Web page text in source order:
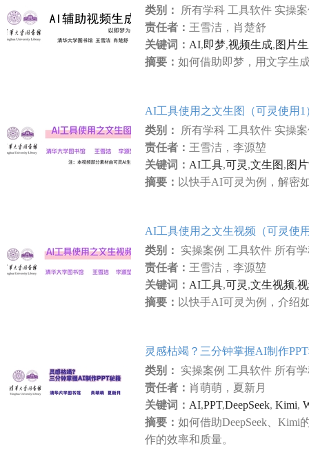
类别： 所有学科 工具软件 实操
责任者： 王雪洁，肖楚舒
关键词： AI,即梦,视频生成,图片
摘要： 如何借助即梦，用文字生
AI工具使用之文生图（可灵使用1
类别： 所有学科 工具软件 实操
责任者： 王雪洁，李源堃
关键词： AI工具,可灵 ,文生图,图
摘要： 以快手AI可灵为例，解密
AI工具使用之文生视频（可灵使
类别： 实操案例 工具软件 所有
责任者： 王雪洁，李源堃
关键词： AI工具,可灵 ,文生视频,
摘要： 以快手AI可灵为例，介绍
灵感枯竭？三分钟掌握AI制作
类别： 实操案例 工具软件 所有
责任者： 肖萌萌，夏新月
关键词： AI,PPT,DeepSeek, Kimi,
摘要： 如何借助DeepSeek、Kimi
作的效率和质量。